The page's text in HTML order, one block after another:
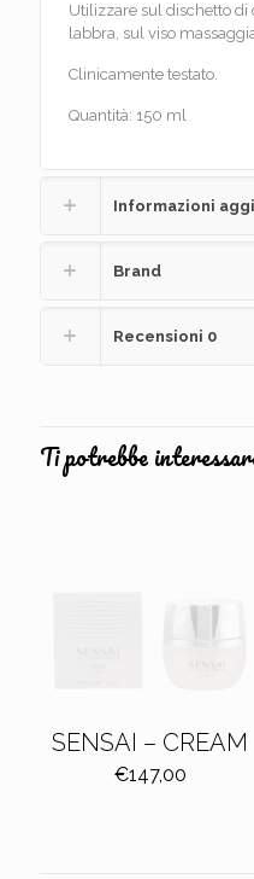
Utilizzare sul dischetto di
labbra, sul viso
Clinicamente testato.
Quantità: 150 ml
Informazioni
Brand
Recensioni 0
Ti potrebbe
SENSAI – CREAM
€147,00